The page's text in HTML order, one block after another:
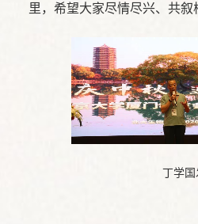
里，希望大家尽情尽兴、共叙
丁学国